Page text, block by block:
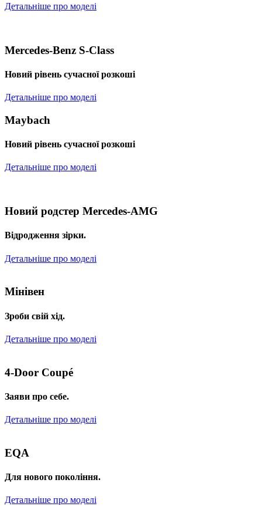
Детальніше про моделі
Mercedes-Benz S-Class
Новий рівень сучасної розкоші
Детальніше про моделі
Maybach
Новий рівень сучасної розкоші
Детальніше про моделі
Новий родстер Mercedes-AMG
Відродження зірки.
Детальніше про моделі
Мінівен
Зроби свій хід.
Детальніше про моделі
4-Door Coupé
Заяви про себе.
Детальніше про моделі
EQA
Для нового покоління.
Детальніше про моделі